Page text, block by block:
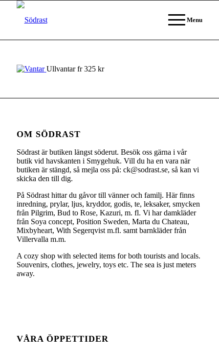
Menu
Ullvantar fr 325 kr
OM SÖDRAST
Södrast är butiken längst söderut. Besök oss gärna i vår
butik vid havskanten i Smygehuk. Vill du ha en vara när
butiken är stängd, så mejla oss på: ck@sodrast.se, så kan vi
skicka den till dig.
På Södrast hittar du gåvor till vänner och familj. Här finns
inredning, prylar, ljus, kryddor, godis, te, leksaker, smycken
från Pilgrim, Bud to Rose, Kazuri, m. fl. Vi har damkläder
från Soya concept, Position Sweden, Marta du Chateau,
Mixbyheart, With Segerqvist m.fl. samt barnkläder från
Villervalla m.m.
A cozy shop with selected items for both tourists and locals.
Souvenirs, clothes, jewelry, toys etc. The sea is just meters
away.
VÅRA ÖPPETTIDER